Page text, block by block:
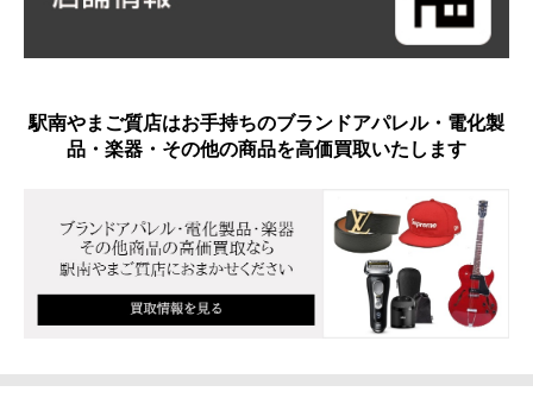
駅南やまご質店はお手持ちのブランドアパレル・電化製
品・楽器・その他の商品を高価買取いたします